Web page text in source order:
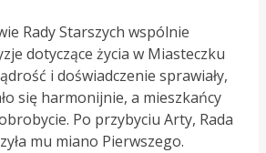
Rady Starszych wspólnie
dotyczące życia w Miasteczku
i doświadczenie sprawiały,
się harmonijnie, a mieszkańcy
Po przybyciu Arty, Rada
mu miano Pierwszego.